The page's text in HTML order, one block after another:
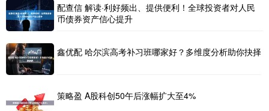
配查信 解读·利好频出、提供便利！全球投资者对人民
币债券资产信心提升
鑫优配 哈尔滨高考补习班哪家好？多维度分析助你抉择
策略盈 A股科创50午后涨幅扩大至4%